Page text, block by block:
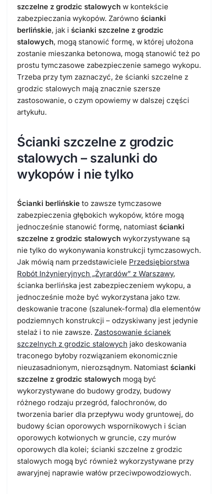
szczelne z grodzic stalowych w kontekście
zabezpieczania wykopów. Zarówno ścianki
berlińskie, jak i ścianki szczelne z grodzic
stalowych, mogą stanowić formę, w której ułożona
zostanie mieszanka betonowa, mogą stanowić też po
prostu tymczasowe zabezpieczenie samego wykopu.
Trzeba przy tym zaznaczyć, że ścianki szczelne z
grodzic stalowych mają znacznie szersze
zastosowanie, o czym opowiemy w dalszej części
artykułu.
Ścianki szczelne z grodzic
stalowych – szalunki do
wykopów i nie tylko
Ścianki berlińskie to zawsze tymczasowe
zabezpieczenia głębokich wykopów, które mogą
jednocześnie stanowić formę, natomiast ścianki
szczelne z grodzic stalowych wykorzystywane są
nie tylko do wykonywania konstrukcji tymczasowych.
Jak mówią nam przedstawiciele Przedsiębiorstwa
Robót Inżynieryjnych „Żyrardów” z Warszawy,
ścianka berlińska jest zabezpieczeniem wykopu, a
jednocześnie może być wykorzystana jako tzw.
deskowanie tracone (szalunek-forma) dla elementów
podziemnych konstrukcji – odzyskiwany jest jedynie
stelaż i to nie zawsze. Zastosowanie ścianek
szczelnych z grodzic stalowych jako deskowania
traconego byłoby rozwiązaniem ekonomicznie
nieuzasadnionym, nierozsądnym. Natomiast ścianki
szczelne z grodzic stalowych mogą być
wykorzystywane do budowy grodzy, budowy
różnego rodzaju przegród, falochronów, do
tworzenia barier dla przepływu wody gruntowej, do
budowy ścian oporowych wspornikowych i ścian
oporowych kotwionych w gruncie, czy murów
oporowych dla kolei; ścianki szczelne z grodzic
stalowych mogą być również wykorzystywane przy
awaryjnej naprawie wałów przeciwpowodziowych.